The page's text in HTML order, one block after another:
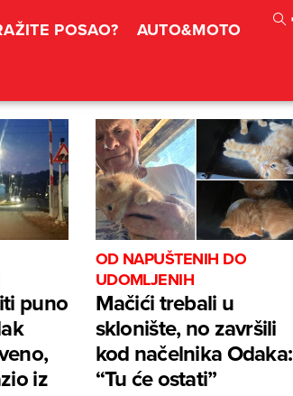
POSAO?
AUTO&MOTO
puno
iz
OD NAPUŠTENIH DO
UDOMLJENIH
Mačići trebali u
sklonište, no završili
kod načelnika Odaka:
“Tu će ostati”